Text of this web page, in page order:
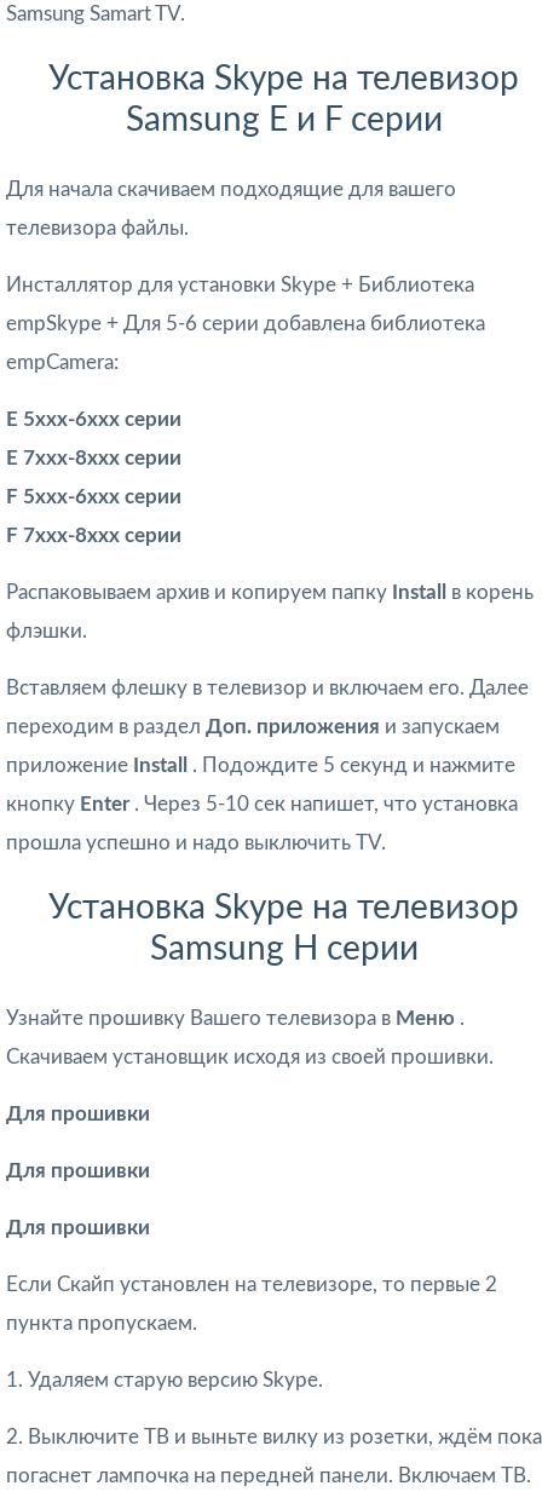
Samsung Samart TV.
Установка Skype на телевизор
Samsung Е и F серии
Для начала скачиваем подходящие для вашего
телевизора файлы.
Инсталлятор для установки Skype + Библиотека
empSkype + Для 5-6 серии добавлена библиотека
empCamera:
E 5xxx-6xxx серии
E 7xxx-8xxx серии
F 5xxx-6xxx серии
F 7xxx-8xxx серии
Распаковываем архив и копируем папку Install в корень
флэшки.
Вставляем флешку в телевизор и включаем его. Далее
переходим в раздел Доп. приложения и запускаем
приложение Install . Подождите 5 секунд и нажмите
кнопку Enter . Через 5-10 сек напишет, что установка
прошла успешно и надо выключить TV.
Установка Skype на телевизор
Samsung H серии
Узнайте прошивку Вашего телевизора в Меню .
Скачиваем установщик исходя из своей прошивки.
Для прошивки
Для прошивки
Для прошивки
Если Скайп установлен на телевизоре, то первые 2
пункта пропускаем.
1. Удаляем старую версию Skype.
2. Выключите ТВ и выньте вилку из розетки, ждём пока
погаснет лампочка на передней панели. Включаем ТВ.